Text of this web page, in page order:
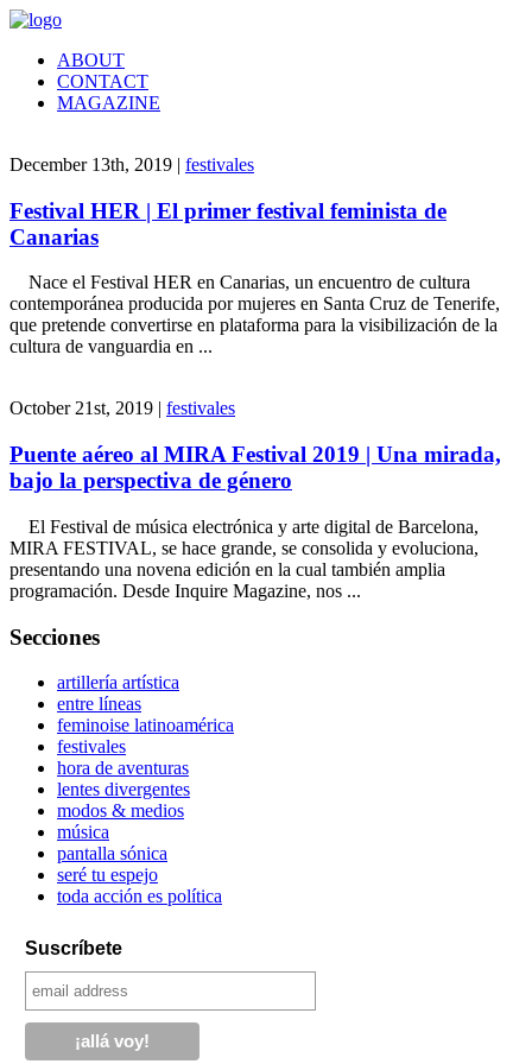
ABOUT
CONTACT
MAGAZINE
December 13th, 2019 | festivales
Festival HER | El primer festival feminista de
Canarias
Nace el Festival HER en Canarias, un encuentro de cultura
contemporánea producida por mujeres en Santa Cruz de Tenerife,
que pretende convertirse en plataforma para la visibilización de la
cultura de vanguardia en ...
October 21st, 2019 | festivales
Puente aéreo al MIRA Festival 2019 | Una mirada,
bajo la perspectiva de género
El Festival de música electrónica y arte digital de Barcelona,
MIRA FESTIVAL, se hace grande, se consolida y evoluciona,
presentando una novena edición en la cual también amplia
programación. Desde Inquire Magazine, nos ...
Secciones
artillería artística
entre líneas
feminoise latinoamérica
festivales
hora de aventuras
lentes divergentes
modos & medios
música
pantalla sónica
seré tu espejo
toda acción es política
Suscríbete